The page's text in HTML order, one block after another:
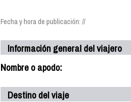
Fecha y hora de publicación: //
Información general del viajero
Nombre o apodo:
Destino del viaje